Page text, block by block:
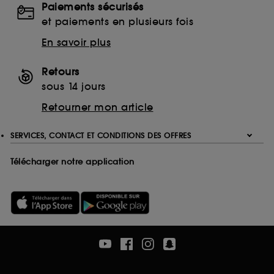
Ethanolamine (ETA)
Monoethanolamine (MEA)
Triethanolamine (TEA)
Ethylenediaminetetraacetic Acid
Disodium EDTA
Tetrasodium EDTA
Paiements sécurisés
et paiements en plusieurs fois
En savoir plus
Retours
sous 14 jours
Retourner mon article
SERVICES, CONTACT ET CONDITIONS DES OFFRES
Télécharger notre application